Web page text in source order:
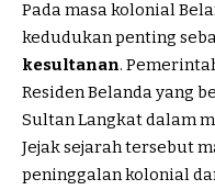
Pada masa kolonial
kedudukan penting
kesultanan.
Residen Belanda yang
Sultan Langkat dalam
Jejak sejarah tersebut
peninggalan kolonial